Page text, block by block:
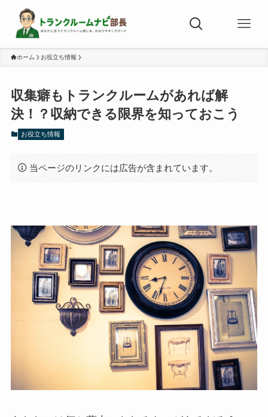
ホーム お役立ち情報
収集癖もトランクルームがあれば解
決！？収納できる限界を知っておこう
お役立ち情報
当ページのリンクには広告が含まれています。